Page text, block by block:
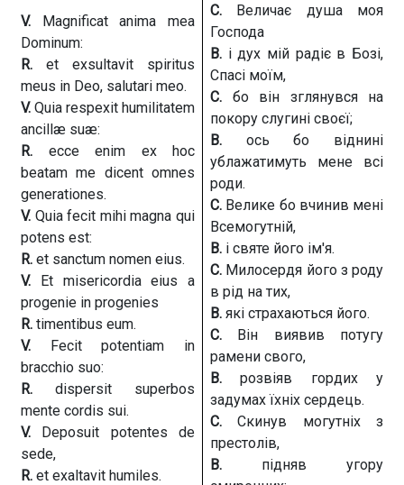
V. Magnificat anima mea
Dominum:
R. et exsultavit spiritus
meus in Deo, salutari meo.
V. Quia respexit humilitatem
ancillæ suæ:
R. ecce enim ex hoc
beatam me dicent omnes
generationes.
V. Quia fecit mihi magna qui
potens est:
R. et sanctum nomen eius.
V. Et misericordia eius a
progenie in progenies
R. timentibus eum.
V. Fecit potentiam in
bracchio suo:
R. dispersit superbos
mente cordis sui.
V. Deposuit potentes de
sede,
R. et exaltavit humiles.
С. Величає душа моя
Господа
В. і дух мій радіє в Бозі,
Спасі моїм,
С. бо він зглянувся на
покору слугині своєї;
В. ось бо віднині
ублажатимуть мене всі
роди.
С. Велике бо вчинив мені
Всемогутній,
В. і святе його ім'я.
С. Милосердя його з роду
в рід на тих,
В. які страхаються його.
С. Він виявив потугу
рамени свого,
В. розвіяв гордих у
задумах їхніх сердець.
С. Скинув могутніх з
престолів,
В. підняв угору